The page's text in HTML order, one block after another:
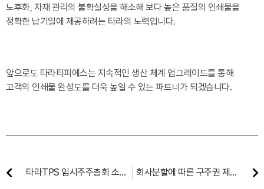
노후화, 자재 관리의 불확실성을 해소해 보다 높은 품질의 인쇄물을
정확한 납기일에 제공하려는 타라의 노력입니다.
앞으로도 타라티피에스는 지속적인 생산 체계 업그레이드를 통해
고객의 인쇄물 완성도를 더욱 높일 수 있는 파트너가 되겠습니다.
타라TPS 임시주주총회 소집
회사분할에 따른 구주권 제출